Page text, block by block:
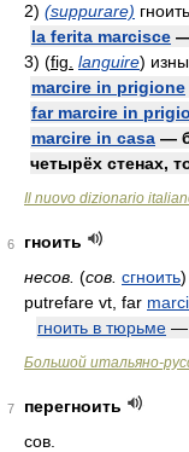
2) (suppurare)
la ferita marcisce
3) (fig. languire)
marcire in prigione
far marcire in
marcire in casa —
четырёх стенах,
Il nuovo dizionario
6
гноить
несов. (сов. сгноить)
putrefare vt, far
гноить в тюрьме —
Большой итальяно-
7
перегноить
сов.